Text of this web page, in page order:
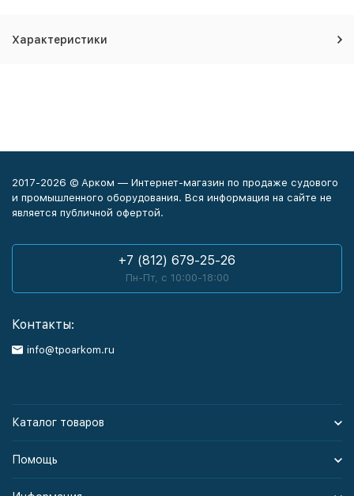
Характеристики
2017-2026 © Арком — Интернет-магазин по продаже судового
и промышленного оборудования. Вся информация на сайте не
является публичной офертой.
+7 (812) 679-25-26
Пн-Пт, с 10:00-18:00
Контакты:
info@tpoarkom.ru
Каталог товаров
Помощь